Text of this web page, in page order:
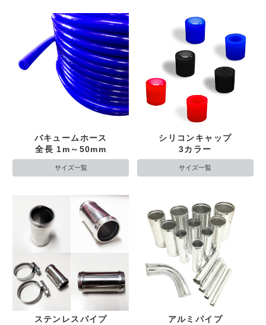
バキュームホース
全長 1m～50mm
サイズ一覧
シリコンキャップ
3カラー
サイズ一覧
ステンレスパイプ
アルミパイプ